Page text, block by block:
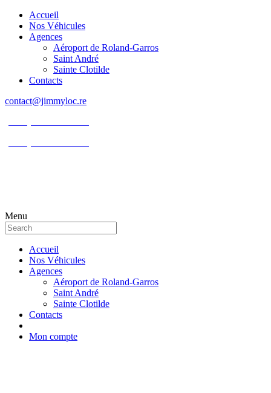
Accueil
Nos Véhicules
Agences
Aéroport de Roland-Garros
Saint André
Sainte Clotilde
Contacts
contact@jimmyloc.re
Menu
Accueil
Nos Véhicules
Agences
Aéroport de Roland-Garros
Saint André
Sainte Clotilde
Contacts
Mon compte